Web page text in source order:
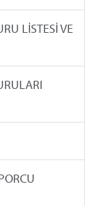
LİSTESİ VE